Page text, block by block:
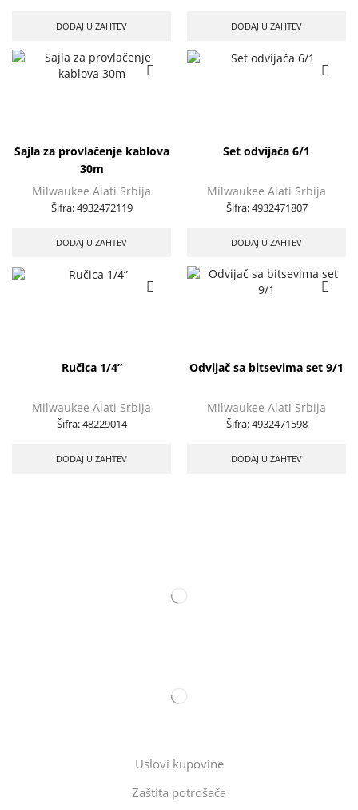
DODAJ U ZAHTEV DODAJ U ZAHTEV
Sajla za provlačenje kablova
30m
Milwaukee Alati Srbija
Šifra:4932472119
DODAJ U ZAHTEV
Set odvijača 6/1
Milwaukee Alati Srbija
Šifra:4932471807
DODAJ U ZAHTEV
Ručica 1/4”
Milwaukee Alati Srbija
Šifra:48229014
DODAJ U ZAHTEV
Odvijač sa bitsevima set 9/1
Milwaukee Alati Srbija
Šifra:4932471598
DODAJ U ZAHTEV
Uslovi kupovine
Zaštita potrošača